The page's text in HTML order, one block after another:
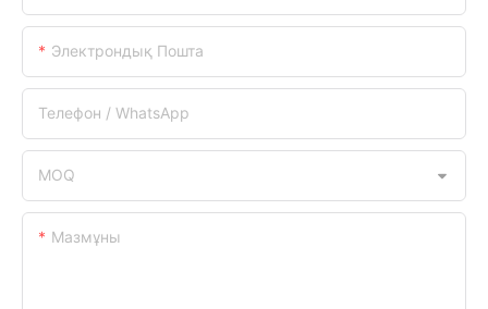
Электрондық Пошта
Телефон / WhatsApp
MOQ
Мазмұны